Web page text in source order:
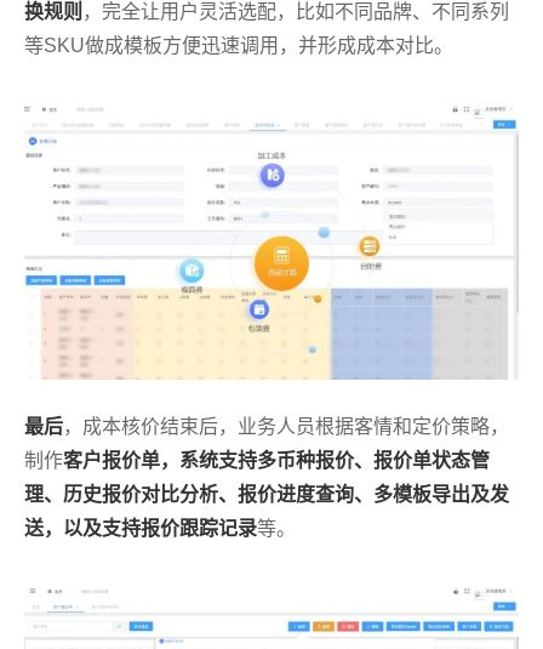
换规则 ，完全让用户灵活选配，比如不同品牌、不同系列
等SKU做成模板方便迅速调用，并形成成本对比。
最后，成本核价结束后，业务人员根据客情和定价策略，
制作客户报价单，系统支持多币种报价、报价单状态管
理、历史报价对比分析、报价进度查询、多模板导出及发
送，以及支持报价跟踪记录等。